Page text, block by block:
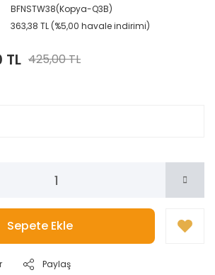
BFNSTW38(Kopya-Q3B)
363,38 TL (%5,00 havale indirimi)
TL 425,00 TL
Sepete Ekle
Paylaş